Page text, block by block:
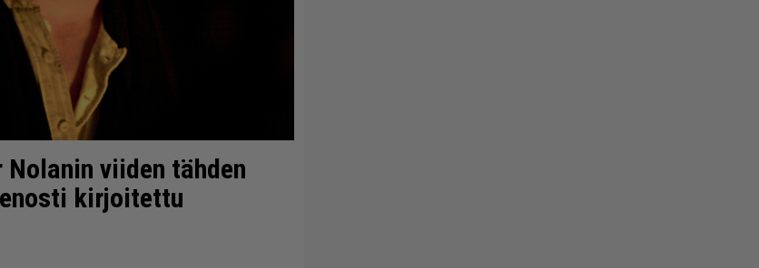
viiden tähden
kirjoitettu